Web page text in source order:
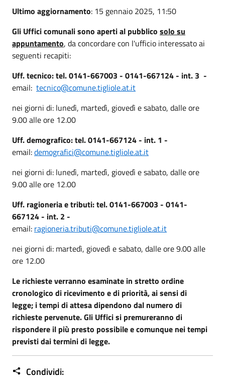
Ultimo aggiornamento: 15 gennaio 2025, 11:50
Gli Uffici comunali sono aperti al pubblico solo su
appuntamento, da concordare con l'ufficio interessato ai
seguenti recapiti:
Uff. tecnico: tel. 0141-667003 - 0141-667124 - int. 3 -
email: tecnico@comune.tigliole.at.it
nei giorni di: lunedì, martedì, giovedì e sabato, dalle ore
9.00 alle ore 12.00
Uff. demografico: tel. 0141-667124 - int. 1 -
email:demografici@comune.tigliole.at.it
nei giorni di: lunedì, martedì, giovedì e sabato, dalle ore
9.00 alle ore 12.00
Uff. ragioneria e tributi: tel. 0141-667003 - 0141-
667124 - int. 2 -
email: ragioneria.tributi@comune.tigliole.at.it
nei giorni di: martedì, giovedì e sabato, dalle ore 9.00 alle
ore 12.00
Le richieste verranno esaminate in stretto ordine
cronologico di ricevimento e di priorità, ai sensi di
legge; i tempi di attesa dipendono dal numero di
richieste pervenute. Gli Uffici si premureranno di
rispondere il più presto possibile e comunque nei tempi
previsti dai termini di legge.
Condividi: